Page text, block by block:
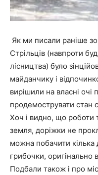
Як ми писали раніше
Стрільців (навпроти
лісництва) було
майданчику і
вирішили на власні очі
продемострувати стан
Хоч і видно, що роботи
земля, доріжки не
можна побачити кілька
грибочки, оригінально
Подбали також і про